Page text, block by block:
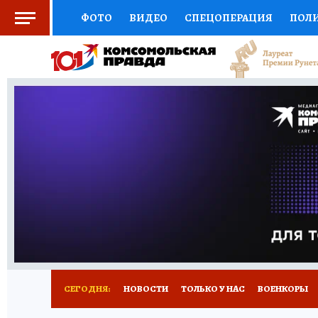
ФОТО ВИДЕО СПЕЦОПЕРАЦИЯ
СОЦПОДДЕРЖКА НАУКА СПОРТ
ВЫБОР ЭКСПЕРТОВ ДОКТОР
ПРОГНОЗЫ НА СПОРТ
НОВОЕ
СЕГОДНЯ: НОВОСТИ ТОЛЬКО У НАС ВОЕНКОРЫ